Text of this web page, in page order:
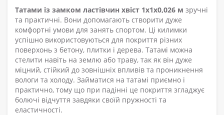
Татами із замком ластівчин хвіст 1x1x0,026 м зручні
та практичні. Вони допомагають створити дуже
комфортні умови для занять спортом. Ці килимки
успішно використовуються для покриття різних
поверхонь з бетону, плитки і дерева. Татамі можна
стелити навіть на землю або траву, так як він дуже
міцний, стійкий до зовнішніх впливів та проникнення
вологи та холоду. Займатися на татамі приємно і
практично, тому що при падінні це покриття згладжує
болючі відчуття завдяки своїй пружності та
еластичності.